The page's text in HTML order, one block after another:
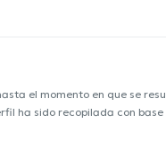
el momento en que se
ha sido recopilada con